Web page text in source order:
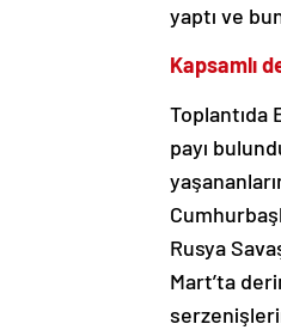
yaptı ve
Kapsamlı
Toplantıda
payı
Rusya
Mart’ta